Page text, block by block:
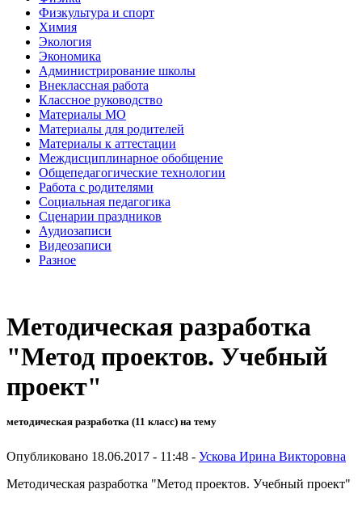
Физкультура и спорт
Химия
Экология
Экономика
Администрирование школы
Внеклассная работа
Классное руководство
Материалы МО
Материалы для родителей
Материалы к аттестации
Междисциплинарное обобщение
Общепедагогические технологии
Работа с родителями
Социальная педагогика
Сценарии праздников
Аудиозаписи
Видеозаписи
Разное
Методическая разработка
"Метод проектов. Учебный
проект"
методическая разработка (11 класс) на тему
Опубликовано 18.06.2017 - 11:48 - Ускова Ирина Викторовна
Методическая разработка "Метод проектов. Учебный проект"